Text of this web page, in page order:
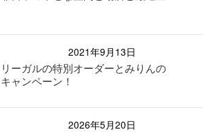
2021年9月13日
リーガルの特別オーダーとみりんの
キャンペーン！
2026年5月20日